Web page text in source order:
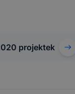
projektek